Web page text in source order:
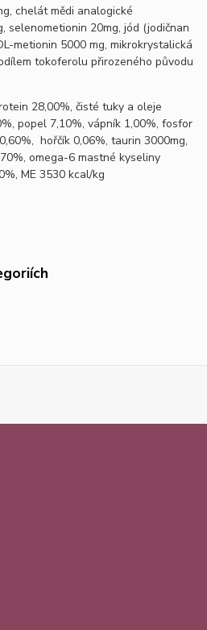
chelát mědi analogické
selenometionin 20mg, jód (jodičnan
metionin 5000 mg, mikrokrystalická
tokoferolu přirozeného původu
28,00%, čisté tuky a oleje
popel 7,10%, vápník 1,00%, fosfor
hořčík 0,06%, taurin 3000mg,
omega-6 mastné kyseliny
ME 3530 kcal/kg